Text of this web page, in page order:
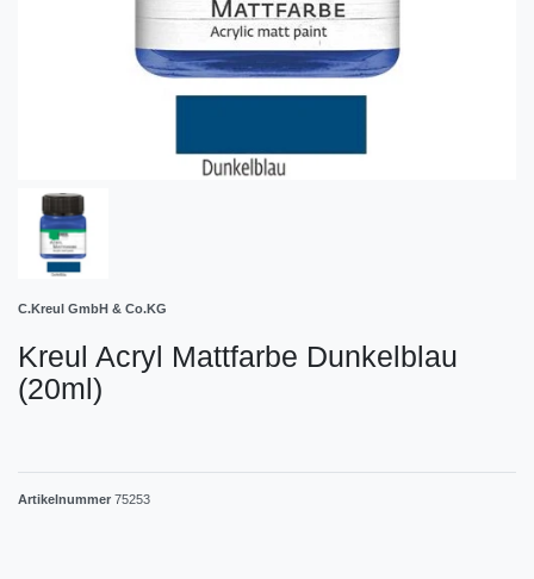
C.Kreul GmbH & Co.KG
Kreul Acryl Mattfarbe Dunkelblau
(20ml)
Artikelnummer 75253